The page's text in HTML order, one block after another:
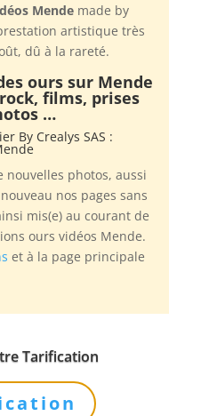
Mendemade by
artistique très
dû à la rareté.
ours sur Mende
films, prises
…
By Crealys SAS :
nouvelles photos, aussi
nos pages sans
mis(e) au courant de
ours vidéos Mende.
et à la page principale
Tarification